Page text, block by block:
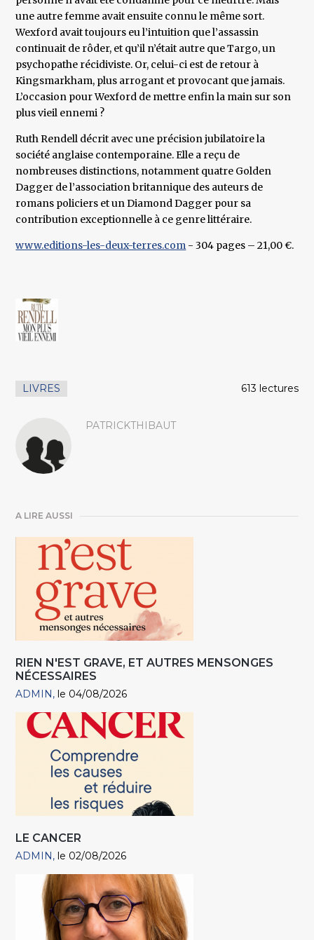
une autre femme avait ensuite connu le même sort.
Wexford avait toujours eu l’intuition que l’assassin
continuait de rôder, et qu’il n’était autre que Targo, un
psychopathe récidiviste. Or, celui-ci est de retour à
Kingsmarkham, plus arrogant et provocant que jamais.
L’occasion pour Wexford de mettre enfin la main sur son
plus vieil ennemi ?
Ruth Rendell décrit avec une précision jubilatoire la
société anglaise contemporaine. Elle a reçu de
nombreuses distinctions, notamment quatre Golden
Dagger de l’association britannique des auteurs de
romans policiers et un Diamond Dagger pour sa
contribution exceptionnelle à ce genre littéraire.
www.editions-les-deux-terres.com - 304 pages – 21,00 €.
LIVRES 613 lectures
PATRICKTHIBAUT
A LIRE AUSSI
RIEN N'EST GRAVE, ET AUTRES MENSONGES
NÉCESSAIRES
ADMIN le 04/08/2026
LE CANCER
ADMIN le 02/08/2026